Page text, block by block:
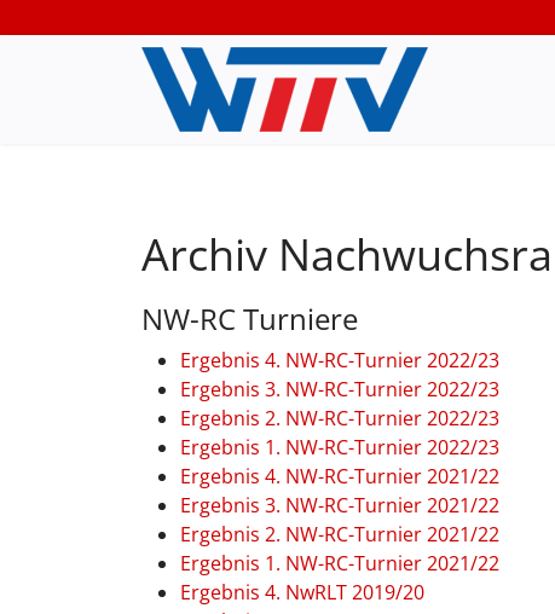
Archiv
NW-RC Turniere
Ergebnis 4. NW-RC-Turnier 2022/23
Ergebnis 3. NW-RC-Turnier 2022/23
Ergebnis 2. NW-RC-Turnier 2022/23
Ergebnis 1. NW-RC-Turnier 2022/23
Ergebnis 4. NW-RC-Turnier 2021/22
Ergebnis 3. NW-RC-Turnier 2021/22
Ergebnis 2. NW-RC-Turnier 2021/22
Ergebnis 1. NW-RC-Turnier 2021/22
Ergebnis 4. NwRLT 2019/20